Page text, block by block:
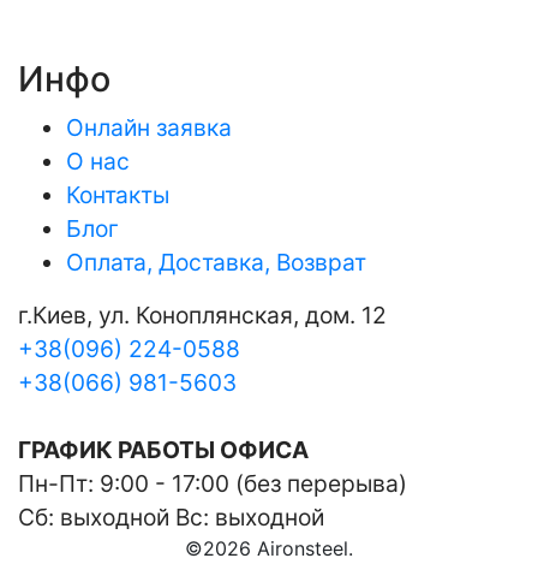
Инфо
Онлайн заявка
О нас
Контакты
Блог
Оплата, Доставка, Возврат
г.Киев, ул. Коноплянская, дом. 12
+38(096) 224-0588
+38(066) 981-5603
ГРАФИК РАБОТЫ ОФИСА
Пн-Пт: 9:00 - 17:00 (без перерыва)
Сб: выходной Вс: выходной
©2026 Aironsteel.